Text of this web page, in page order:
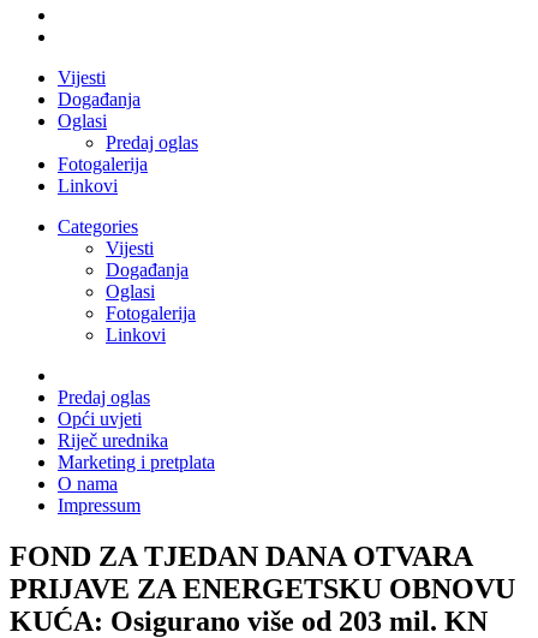
Vijesti
Događanja
Oglasi
Predaj oglas
Fotogalerija
Linkovi
Categories
Vijesti
Događanja
Oglasi
Fotogalerija
Linkovi
Predaj oglas
Opći uvjeti
Riječ urednika
Marketing i pretplata
O nama
Impressum
FOND ZA TJEDAN DANA OTVARA
PRIJAVE ZA ENERGETSKU OBNOVU
KUĆA: Osigurano više od 203 mil. KN